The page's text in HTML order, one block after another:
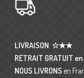
LIVRAISON ☆★★
RETRAIT GRATUIT
NOUS LIVRONS en